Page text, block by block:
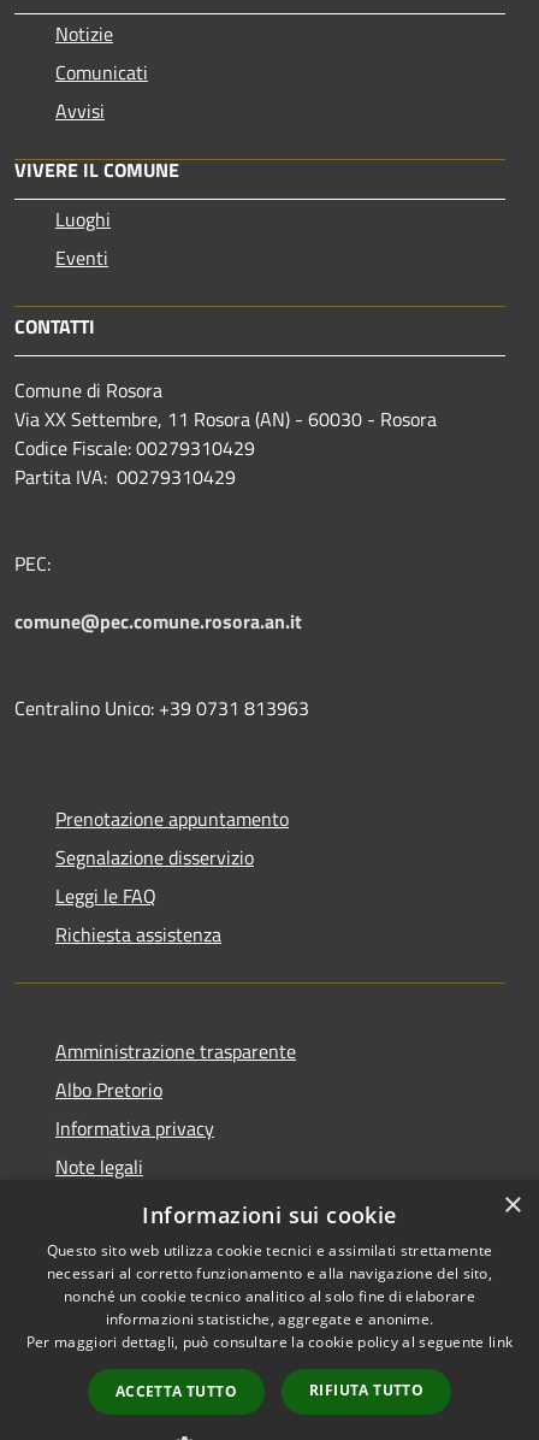
Notizie
Comunicati
Avvisi
VIVERE IL COMUNE
Luoghi
Eventi
CONTATTI
Comune di Rosora
Via XX Settembre, 11 Rosora (AN) - 60030 - Rosora
Codice Fiscale: 00279310429
Partita IVA: 00279310429
PEC:
comune@pec.comune.rosora.an.it
Centralino Unico: +39 0731 813963
Prenotazione appuntamento
Segnalazione disservizio
Leggi le FAQ
Richiesta assistenza
Amministrazione trasparente
Albo Pretorio
Informativa privacy
Note legali
Dichiarazione di accessibilità
Accessibilità
Copyright © 2026 • Comune di
Rosora • Powered by
Municipium•
Accesso
redazione
×
Informazioni sui cookie
Questo sito web utilizza cookie tecnici e assimilati strettamente
necessari al corretto funzionamento e alla navigazione del sito,
nonché un cookie tecnico analitico al solo fine di elaborare
informazioni statistiche, aggregate e anonime.
Per maggiori dettagli, può consultare la cookie policy al seguente link
ACCETTA TUTTO RIFIUTA TUTTO